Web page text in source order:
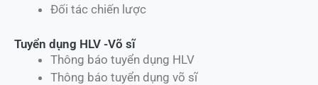
Đối tác chiến lược
Tuyển dụng HLV -Võ sĩ
Thông báo tuyển dụng HLV
Thông báo tuyển dụng võ sĩ